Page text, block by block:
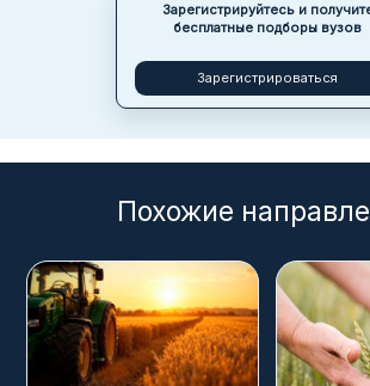
Зарегистрируйтесь и
бесплатные подборы вузов
Зарегистрироваться
Похожие